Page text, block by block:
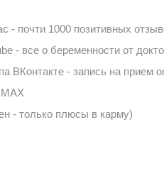
- почти 1000 позитивных
- все о беременности от
ВКонтакте - запись на прием
- только плюсы в карму)